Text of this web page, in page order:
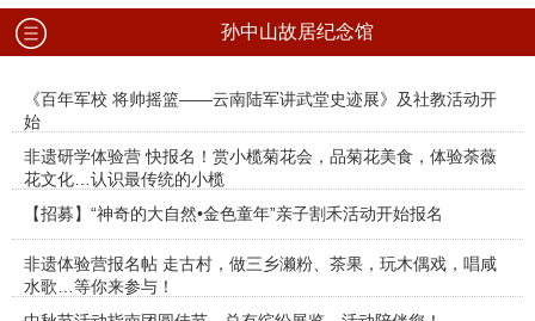
孙中山故居纪念馆
《百年军校 将帅摇篮——云南陆军讲武堂史迹展》及社教活动开
始
非遗研学体验营 快报名！赏小榄菊花会，品菊花美食，体验荼薇
花文化…认识最传统的小榄
【招募】“神奇的大自然•金色童年”亲子割禾活动开始报名
非遗体验营报名帖 走古村，做三乡濑粉、茶果，玩木偶戏，唱咸
水歌…等你来参与！